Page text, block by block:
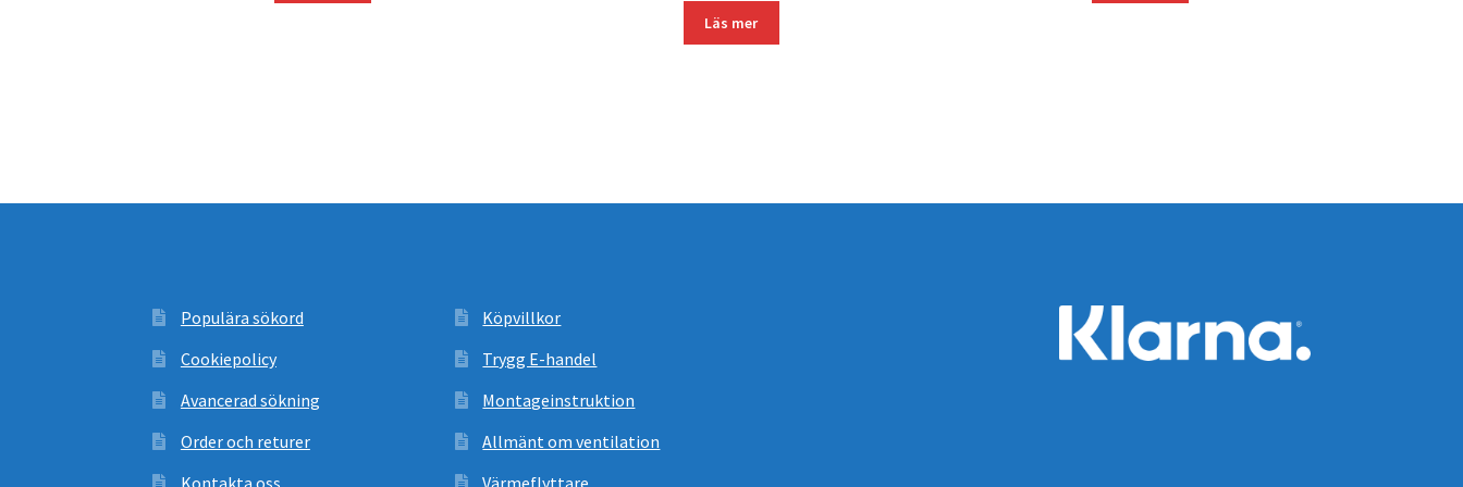
priset
var:
Läs mer
Populära sökord
Cookiepolicy
Avancerad sökning
Order och returer
Kontakta oss
Köpvillkor
Trygg E-handel
Montageinstruktion
Allmänt om ventilation
Värmeflyttare